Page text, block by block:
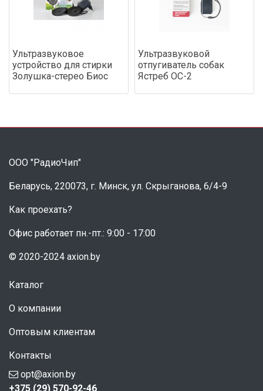
Ультразвуковое
устройство для стирки
Золушка-стерео Биос
Ультразвуковой
отпугиватель собак
Ястреб ОС-2
ООО "РадиоЧип"
Беларусь, 220073, г. Минск, ул. Скрыганова, 6/4-9
Как проехать?
Офис работает пн.-пт.: 9:00 - 17:00
© 2020-2024 axion.by
Каталог
О компании
Оптовым клиентам
Контакты
opt@axion.by
+375 (29) 570-92-46